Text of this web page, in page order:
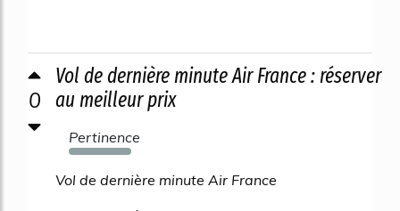
0
Vol de dernière minute Air France : réserver
au meilleur prix
Pertinence
3345%
Vol de dernière minute Air France